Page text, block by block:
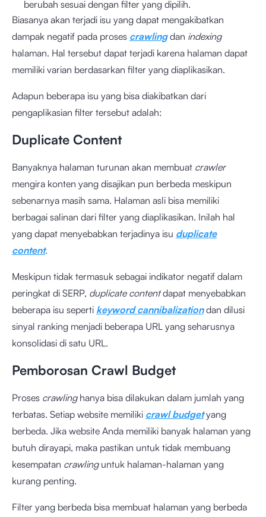
berubah sesuai dengan filter yang dipilih.
Biasanya akan terjadi isu yang dapat mengakibatkan
dampak negatif pada proses crawlingdan indexing
halaman. Hal tersebut dapat terjadi karena halaman dapat
memiliki varian berdasarkan filter yang diaplikasikan.
Adapun beberapa isu yang bisa diakibatkan dari
pengaplikasian filter tersebut adalah:
Duplicate Content
Banyaknya halaman turunan akan membuat crawler
mengira konten yang disajikan pun berbeda meskipun
sebenarnya masih sama. Halaman asli bisa memiliki
berbagai salinan dari filter yang diaplikasikan. Inilah hal
yang dapat menyebabkan terjadinya isu duplicate
content.
Meskipun tidak termasuk sebagai indikator negatif dalam
peringkat di SERP, duplicate contentdapat menyebabkan
beberapa isu seperti keyword cannibalization dan dilusi
sinyal ranking menjadi beberapa URL yang seharusnya
konsolidasi di satu URL.
Pemborosan Crawl Budget
Proses crawlinghanya bisa dilakukan dalam jumlah yang
terbatas. Setiap website memiliki crawl budgetyang
berbeda. Jika website Anda memiliki banyak halaman yang
butuh dirayapi, maka pastikan untuk tidak membuang
kesempatan crawlinguntuk halaman-halaman yang
kurang penting.
Filter yang berbeda bisa membuat halaman yang berbeda